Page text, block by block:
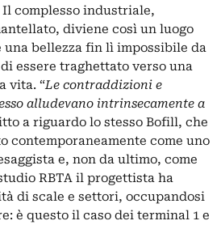
complesso industriale,
diviene così un luogo
bellezza fin lì impossibile da
essere traghettato verso una
vita. “Le contraddizioni e
alludevano intrinsecamente a
a riguardo lo stesso Bofill, che
contemporaneamente come uno
e, non da ultimo, come
RBTA il progettista ha
di scale e settori, occupandosi
è questo il caso dei terminal 1 e